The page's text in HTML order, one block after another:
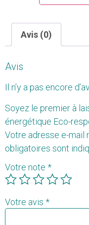
Avis (0)
Avis
Il n’y a pas encore
Soyez le premier à
énergétique Eco-
Votre adresse e-mail
obligatoires sont
Votre note *
Votre avis *